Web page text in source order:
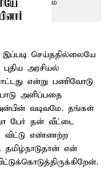
இப்படி செய்ததில்லையே
அரசியல்
என்று பணிவோடு
அளிப்பதை
வடிவமே. தங்கள்
பேர் தன் வீட்டை
விட்டு எண்ணற்ற
என்